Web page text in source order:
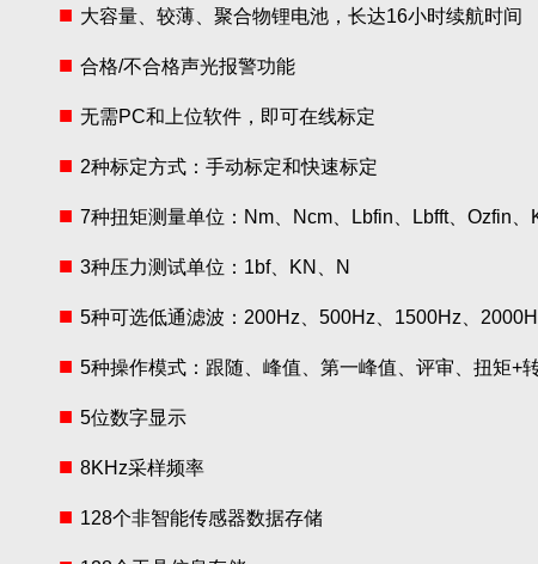
■ 大容量、较薄、聚合物锂电池，长达16小时续航时间
■ 合格/不合格声光报警功能
■ 无需PC和上位软件，即可在线标定
■ 2种标定方式：手动标定和快速标定
■ 7种扭矩测量单位：Nm、Ncm、Lbfin、Lbfft、Ozfin、
■ 3种压力测试单位：1bf、KN、N
■ 5种可选低通滤波：200Hz、500Hz、1500Hz、
■ 5种操作模式：跟随、峰值、第一峰值、评审、扭矩+
■ 5位数字显示
■ 8KHz采样频率
■ 128个非智能传感器数据存储